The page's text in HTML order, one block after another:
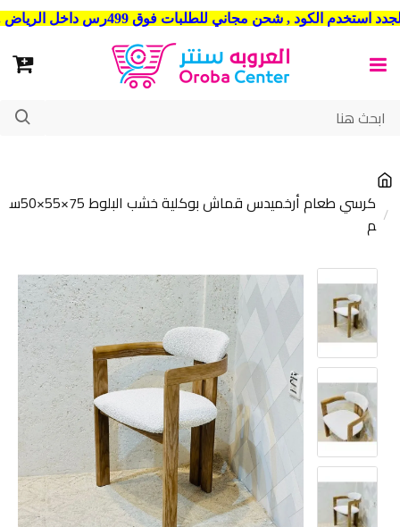
شحن مجاني للطلبات فوق 499رس داخل الرياض . وشحن الي جميع مدن المملكة العربية السعودية
كرسي طعام أرخميدس قماش بوكلية خشب البلوط 75×55×50س
م